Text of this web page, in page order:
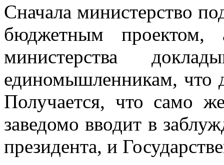
Сначала министерство
бюджетным проектом,
министерства
единомышленникам, что
Получается, что само
заведомо вводит в
президента, и